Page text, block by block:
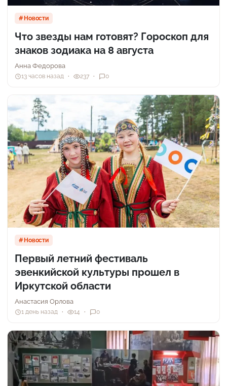
Новости
Что звезды нам готовят? Гороскоп для
знаков зодиака на 8 августа
Анна Федорова
13 часов назад 237 0
Новости
Первый летний фестиваль
эвенкийской культуры прошел в
Иркутской области
Анастасия Орлова
1 день назад 14 0